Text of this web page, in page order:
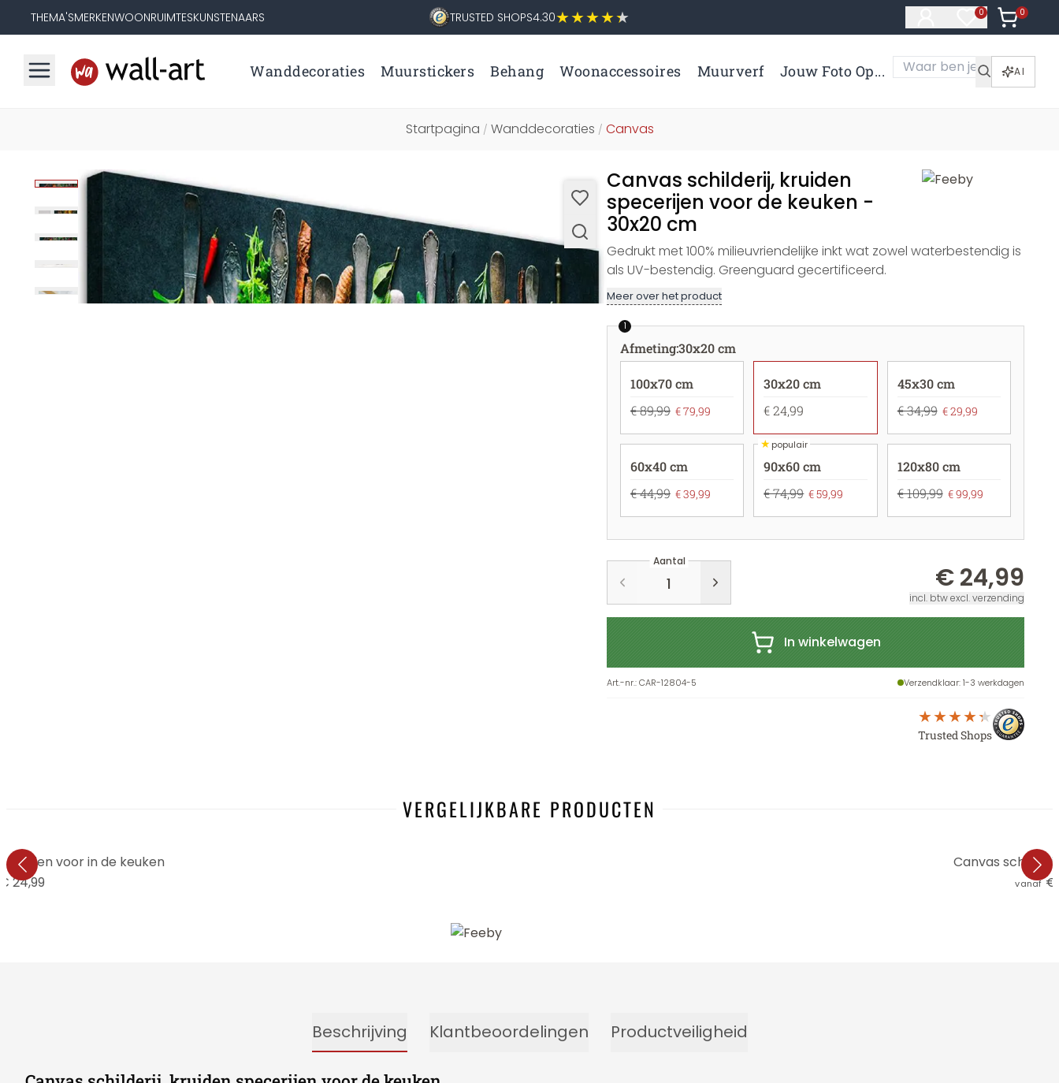
THEMA'SMERKENWOONRUIMTESKUNSTENAARS TRUSTED SHOPS4.30 0
Artikelen in
0
Artikelen
Wanddecoraties Muurstickers Behang Woonaccessoires Muurverf Jouw Foto Op... AI
Startpagina / Wanddecoraties / Canvas
Canvas schilderij, kruiden
specerijen voor de keuken -
30x20 cm
Gedrukt met 100% milieuvriendelijke inkt wat zowel waterbestendig is
als UV-bestendig. Greenguard gecertificeerd.
Meer over het product
1
Afmeting:30x20 cm
100x70 cm
€ 89,99 € 79,99
30x20 cm
€ 24,99
45x30 cm
€ 34,99 € 29,99
60x40 cm
€ 44,99 € 39,99
★populair
90x60 cm
€ 74,99 € 59,99
120x80 cm
€ 109,99 € 99,99
Aantal
€ 24,99
incl. btw excl. verzending
In winkelwagen
Art.-nr.:CAR-12804-5 Verzendklaar: 1-3 werkdagen
Trusted Shops
VERGELIJKBARE PRODUCTEN
kruiden voor in de keuken
24,99
Canvas
vanaf €
Beschrijving Klantbeoordelingen Productveiligheid